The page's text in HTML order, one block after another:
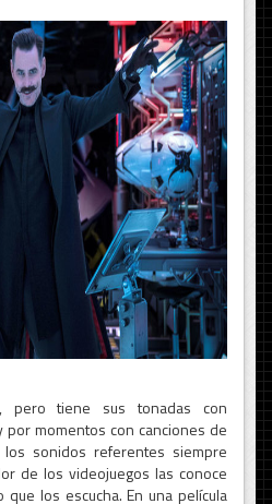
pero tiene sus tonadas con
momentos con canciones de
sonidos referentes siempre
de los videojuegos las conoce
los escucha. En una película